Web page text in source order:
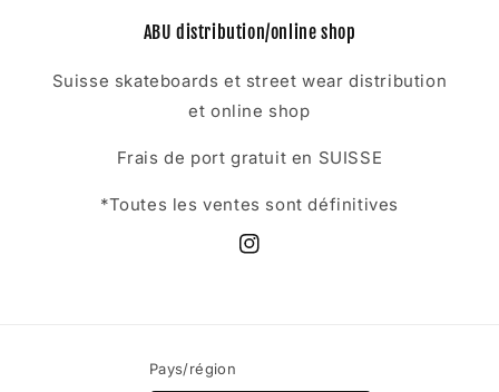
ABU distribution/online shop
Suisse skateboards et street wear distribution
et online shop
Frais de port gratuit en SUISSE
*Toutes les ventes sont définitives
Instagram
Pays/région